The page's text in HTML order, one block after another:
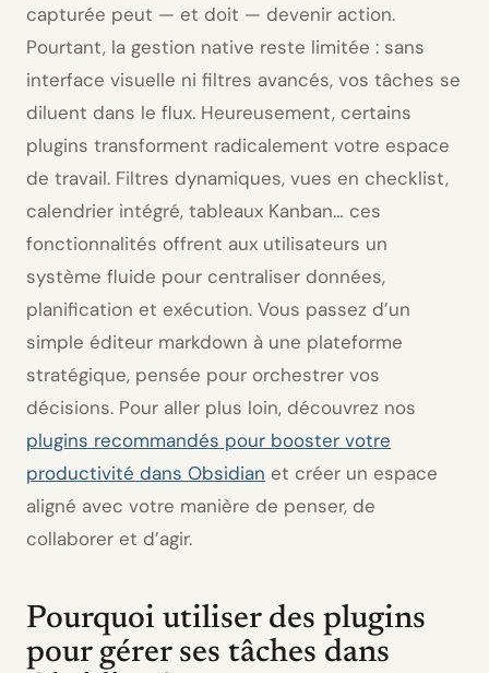
capturée peut — et doit — devenir action.
Pourtant, la gestion native reste limitée : sans
interface visuelle ni filtres avancés, vos tâches se
diluent dans le flux. Heureusement, certains
plugins transforment radicalement votre espace
de travail. Filtres dynamiques, vues en checklist,
calendrier intégré, tableaux Kanban… ces
fonctionnalités offrent aux utilisateurs un
système fluide pour centraliser données,
planification et exécution. Vous passez d’un
simple éditeur markdown à une plateforme
stratégique, pensée pour orchestrer vos
décisions. Pour aller plus loin, découvrez nos
plugins recommandés pour booster votre
productivité dans Obsidian et créer un espace
aligné avec votre manière de penser, de
collaborer et d’agir.
Pourquoi utiliser des plugins
pour gérer ses tâches dans